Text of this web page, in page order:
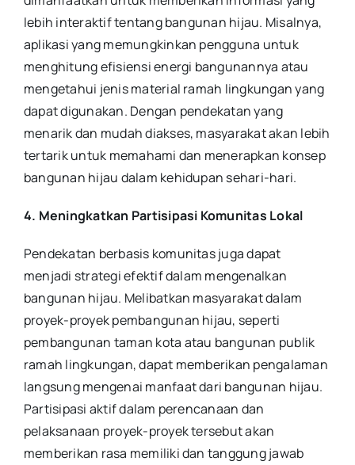
lebih interaktif tentang bangunan hijau. Misalnya,
aplikasi yang memungkinkan pengguna untuk
menghitung efisiensi energi bangunannya atau
mengetahui jenis material ramah lingkungan yang
dapat digunakan. Dengan pendekatan yang
menarik dan mudah diakses, masyarakat akan lebih
tertarik untuk memahami dan menerapkan konsep
bangunan hijau dalam kehidupan sehari-hari.
4. Meningkatkan Partisipasi Komunitas Lokal
Pendekatan berbasis komunitas juga dapat
menjadi strategi efektif dalam mengenalkan
bangunan hijau. Melibatkan masyarakat dalam
proyek-proyek pembangunan hijau, seperti
pembangunan taman kota atau bangunan publik
ramah lingkungan, dapat memberikan pengalaman
langsung mengenai manfaat dari bangunan hijau.
Partisipasi aktif dalam perencanaan dan
pelaksanaan proyek-proyek tersebut akan
memberikan rasa memiliki dan tanggung jawab